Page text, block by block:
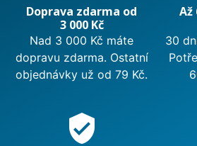
Doprava zdarma od
3 000 Kč
Nad 3 000 Kč máte
dopravu zdarma. Ostatní
objednávky už od 79 Kč.
Až
30
verified_user